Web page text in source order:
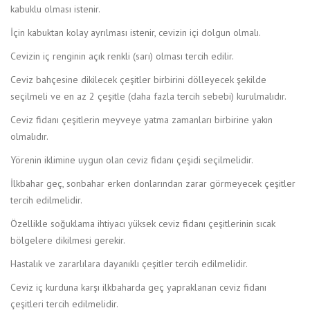
kabuklu olması istenir.
İçin kabuktan kolay ayrılması istenir, cevizin içi dolgun olmalı.
Cevizin iç renginin açık renkli (sarı) olması tercih edilir.
Ceviz bahçesine dikilecek çeşitler birbirini dölleyecek şekilde
seçilmeli ve en az 2 çeşitle (daha fazla tercih sebebi) kurulmalıdır.
Ceviz fidanı çeşitlerin meyveye yatma zamanları birbirine yakın
olmalıdır.
Yörenin iklimine uygun olan ceviz fidanı çeşidi seçilmelidir.
İlkbahar geç, sonbahar erken donlarından zarar görmeyecek çeşitler
tercih edilmelidir.
Özellikle soğuklama ihtiyacı yüksek ceviz fidanı çeşitlerinin sıcak
bölgelere dikilmesi gerekir.
Hastalık ve zararlılara dayanıklı çeşitler tercih edilmelidir.
Ceviz iç kurduna karşı ilkbaharda geç yapraklanan ceviz fidanı
çeşitleri tercih edilmelidir.